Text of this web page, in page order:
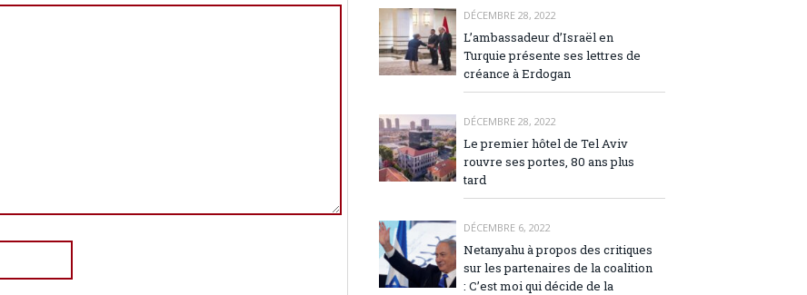
DÉCEMBRE 28, 2022
L’ambassadeur d’Israël en
Turquie présente ses lettres de
créance à Erdogan
DÉCEMBRE 28, 2022
Le premier hôtel de Tel Aviv
rouvre ses portes, 80 ans plus
tard
DÉCEMBRE 6, 2022
Netanyahu à propos des critiques
sur les partenaires de la coalition
: C’est moi qui décide de la